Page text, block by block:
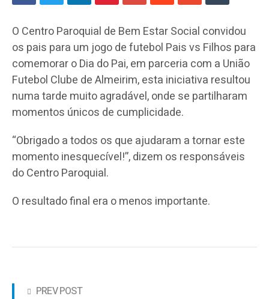
O Centro Paroquial de Bem Estar Social convidou
os pais para um jogo de futebol Pais vs Filhos para
comemorar o Dia do Pai, em parceria com a União
Futebol Clube de Almeirim, esta iniciativa resultou
numa tarde muito agradável, onde se partilharam
momentos únicos de cumplicidade.
“Obrigado a todos os que ajudaram a tornar este
momento inesquecível!”, dizem os responsáveis
do Centro Paroquial.
O resultado final era o menos importante.
PREV POST